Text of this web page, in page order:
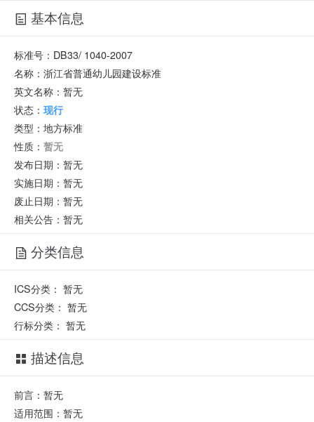
基本信息
标准号： DB33/ 1040-2007
名称： 浙江省普通幼儿园建设标准
英文名称： 暂无
状态： 现行
类型： 地方标准
性质： 暂无
发布日期： 暂无
实施日期： 暂无
废止日期： 暂无
相关公告：暂无
分类信息
ICS分类： 暂无
CCS分类： 暂无
行标分类： 暂无
描述信息
前言：暂无
适用范围：暂无